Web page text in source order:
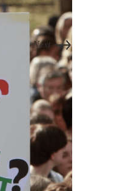
Next→